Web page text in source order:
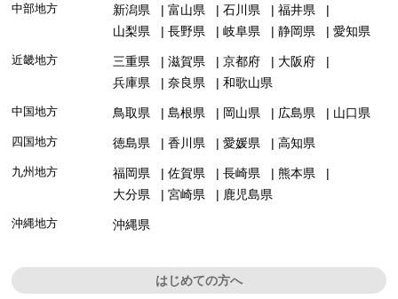
中部地方 新潟県 富山県 石川県
福井県
山梨県
長野県 岐阜県 静岡県 愛知県
近畿地方 三重県 滋賀県 京都府
大阪府
兵庫県
奈良県 和歌山県
中国地方 鳥取県 島根県 岡山県 広島県 山口県
四国地方 徳島県 香川県 愛媛県 高知県
九州地方 福岡県 佐賀県 長崎県
熊本県
大分県
宮崎県 鹿児島県
沖縄地方 沖縄県
はじめての方へ